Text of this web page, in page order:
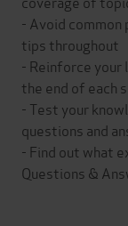
- Avoid
tips throughout
- Reinforce
the end of each
- Test your
questions and
- Find out what
Questions &